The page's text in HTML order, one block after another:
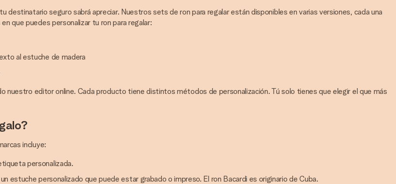
destinatario seguro sabrá apreciar. Nuestros sets de ron para regalar están disponibles en varias versiones, cada una
que puedes personalizar tu ron para regalar:
al estuche de madera
nuestro editor online. Cada producto tiene distintos métodos de personalización. Tú solo tienes que elegir el que más
incluye:
personalizada.
estuche personalizado que puede estar grabado o impreso. El ron Bacardi es originario de Cuba.